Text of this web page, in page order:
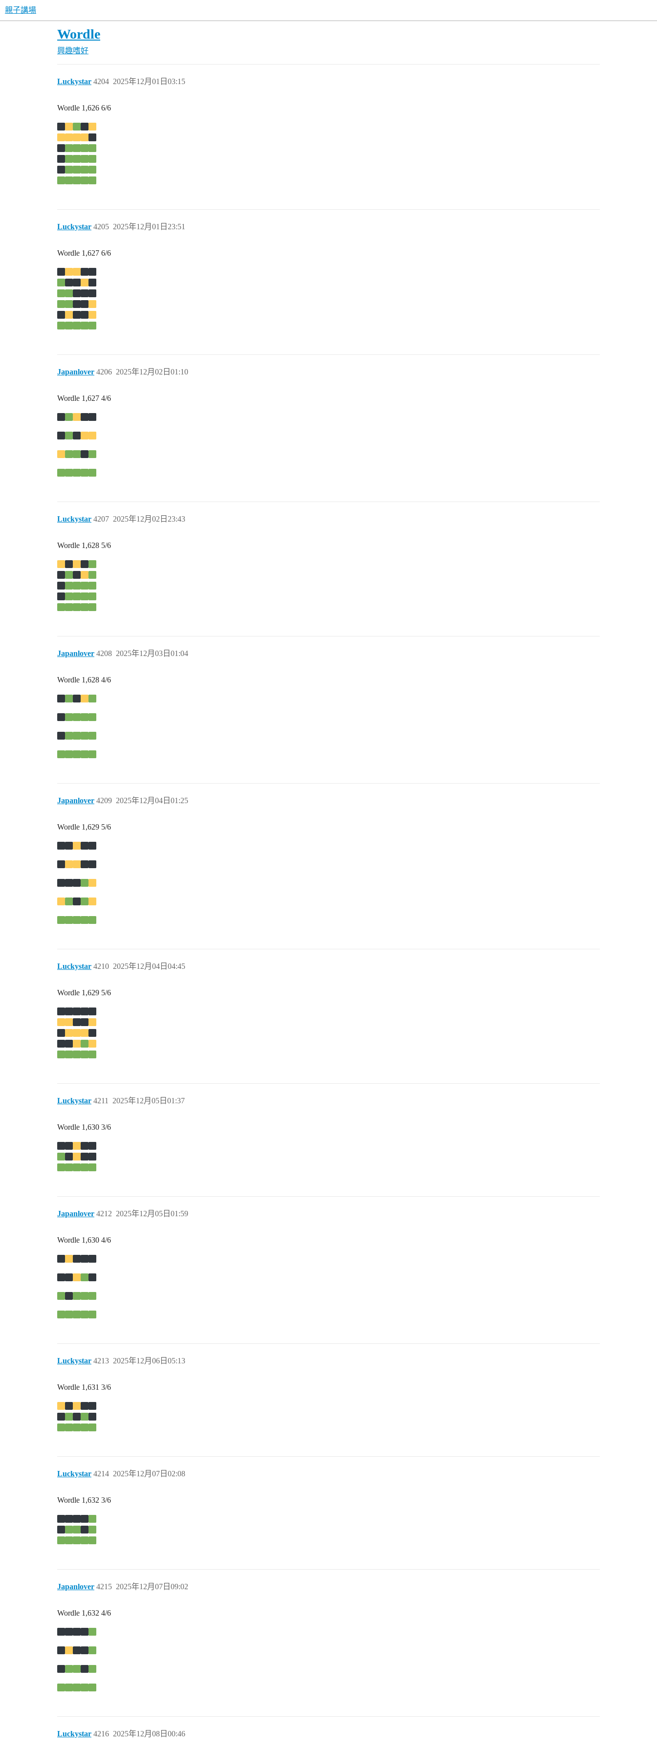
親子講場
Wordle
興趣嗜好
Luckystar 2025年12月01日03:15
4204
Wordle 1,626 6/6
Luckystar 2025年12月01日23:51
4205
Wordle 1,627 6/6
Japanlover 2025年12月02日01:10
4206
Wordle 1,627 4/6
Luckystar 2025年12月02日23:43
4207
Wordle 1,628 5/6
Japanlover 2025年12月03日01:04
4208
Wordle 1,628 4/6
Japanlover 2025年12月04日01:25
4209
Wordle 1,629 5/6
Luckystar 2025年12月04日04:45
4210
Wordle 1,629 5/6
Luckystar 2025年12月05日01:37
4211
Wordle 1,630 3/6
Japanlover 2025年12月05日01:59
4212
Wordle 1,630 4/6
Luckystar 2025年12月06日05:13
4213
Wordle 1,631 3/6
Luckystar 2025年12月07日02:08
4214
Wordle 1,632 3/6
Japanlover 2025年12月07日09:02
4215
Wordle 1,632 4/6
Luckystar 2025年12月08日00:46
4216